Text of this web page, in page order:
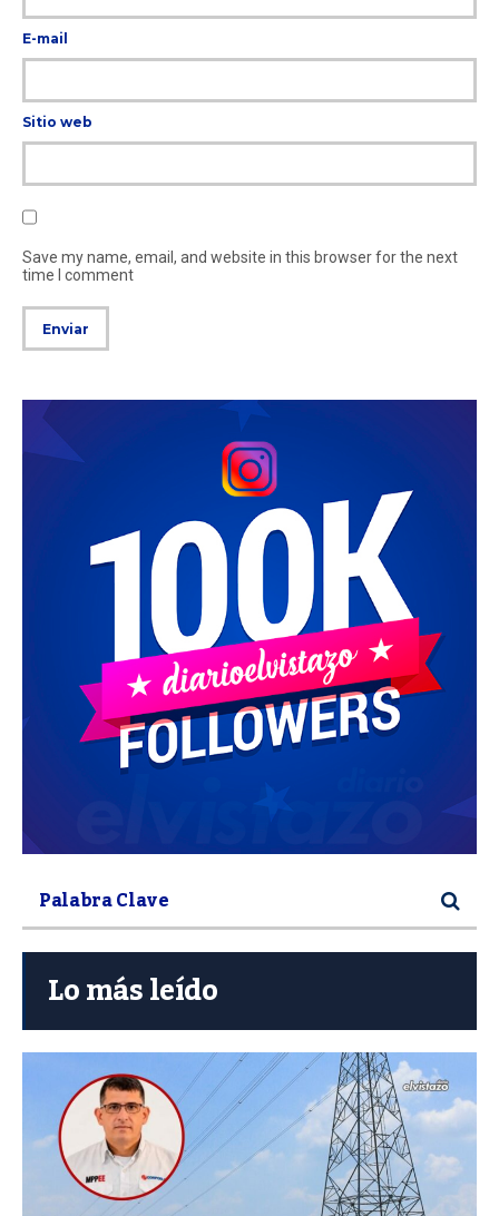
E-mail
Sitio web
Save my name, email, and website in this browser for the next
time I comment
Lo más leído